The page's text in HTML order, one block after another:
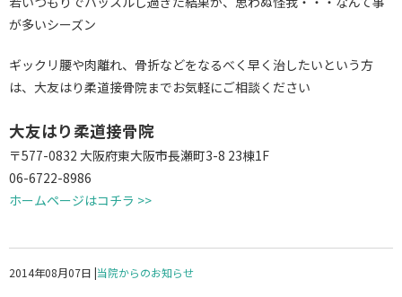
が多いシーズン
ギックリ腰や肉離れ、骨折などをなるべく早く治したいという方
は、大友はり柔道接骨院までお気軽にご相談ください
大友はり柔道接骨院
〒577-0832 大阪府東大阪市長瀬町3-8 23棟1F
06-6722-8986
ホームページはコチラ >>
2014年08月07日 |当院からのお知らせ